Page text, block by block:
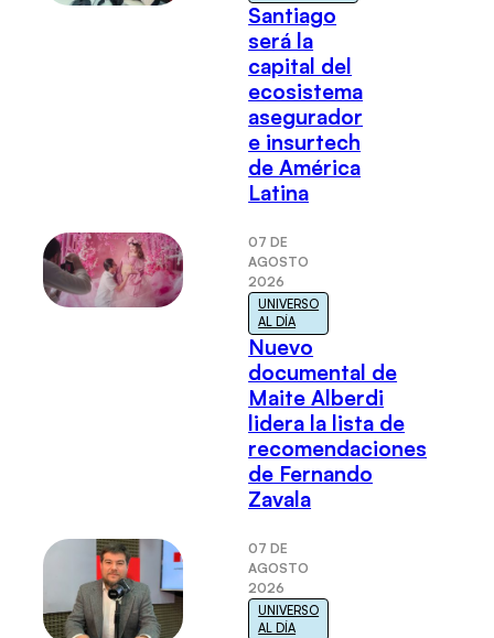
Santiago
será la
capital del
ecosistema
asegurador
e insurtech
de América
Latina
07 DE
AGOSTO
2026
UNIVERSO
AL DÍA
Nuevo
documental de
Maite Alberdi
lidera la lista de
recomendaciones
de Fernando
Zavala
07 DE
AGOSTO
2026
UNIVERSO
AL DÍA